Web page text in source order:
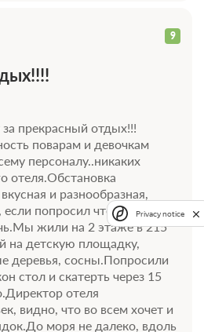
9
прекрасный отдых!!!
поварам и девочкам
персоналу..никаких
отеля.Обстановка
и разнообразная,
попросил что...персонал
жили на 2 этаже в 215
на детскую площадку,
деревья, сосны.Попросили
стол и скатерть через 15
отеля
видно, что во всем хочет и
моря не далеко, вдоль
Privacy notice